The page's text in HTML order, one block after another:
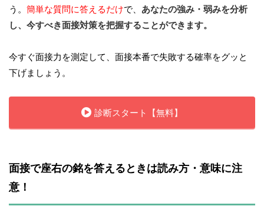
う。 簡単な質問に答えるだけで、 あなたの強み・弱みを分析
し、今すべき面接対策を把握することができます。
今すぐ面接力を測定して、面接本番で失敗する確率をグッと
下げましょう。
診断スタート【無料】
面接で座右の銘を答えるときは読み方・意味に注
意！